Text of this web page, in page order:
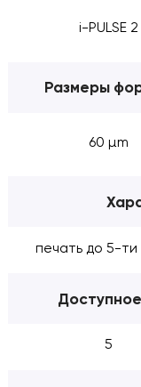
i-PULSE 2
Размеры
60 µm
печать до 5-ти
5